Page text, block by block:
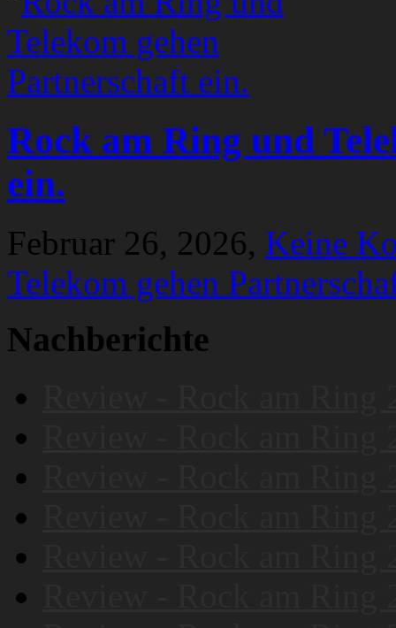
Rock am Ring und
ein.
Februar 26, 2026, Keine
Telekom gehen
Nachberichte